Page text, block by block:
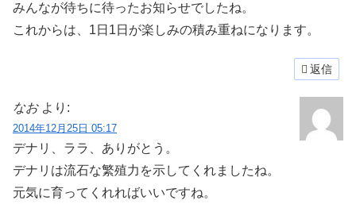
みんなが待ちに待ったお知らせでしたね。
これからは、1日1日が楽しみの積み重ねになります。
返信
なお より:
2014年12月25日 05:17
デナリ、ララ、ありがとう。
デナリは流石な繁殖力を示してくれましたね。
元気に育ってくれればいいですね。